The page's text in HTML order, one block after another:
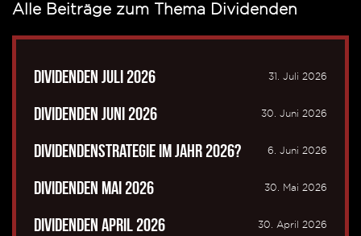
Alle Beiträge zum Thema Dividenden
Dividenden Juli 2026 31. Juli 2026
Dividenden Juni 2026 30. Juni 2026
Dividendenstrategie im Jahr 2026? 6. Juni 2026
Dividenden Mai 2026 30. Mai 2026
Dividenden April 2026 30. April 2026